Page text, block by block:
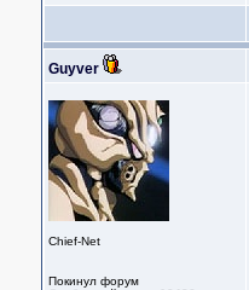
Guyver
Chief-Net
Покинул форум